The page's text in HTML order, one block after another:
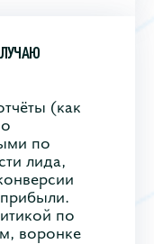
(как
по
лида,
по
воронке